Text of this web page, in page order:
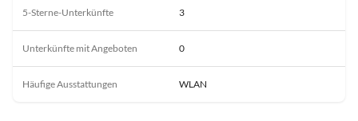
5-Sterne-Unterkünfte 3
Unterkünfte mit Angeboten 0
Häufige Ausstattungen WLAN